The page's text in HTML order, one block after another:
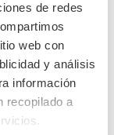
de redes
web con
y análisis
información
recopilado a
de caldera en
automáticos